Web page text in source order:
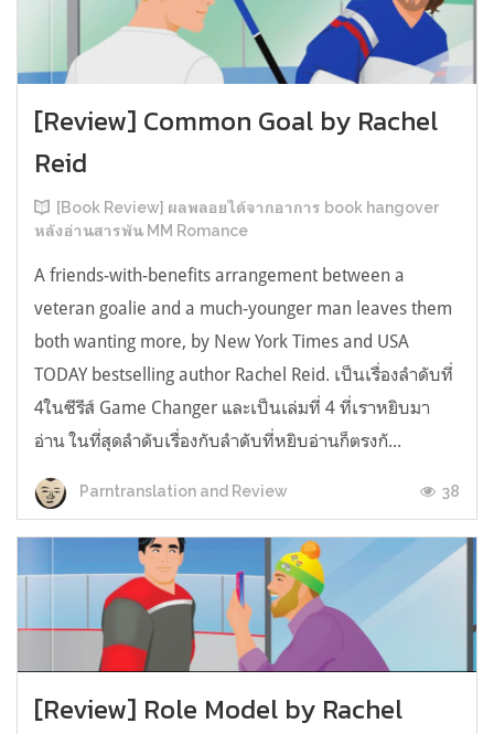
[Review] Common Goal by Rachel
Reid
[Book Review] ผลพลอยได้จากอาการ book hangover
หลังอ่านสารพัน MM Romance
A friends-with-benefits arrangement between a
veteran goalie and a much-younger man leaves them
both wanting more, by New York Times and USA
TODAY bestselling author Rachel Reid. เป็นเรื่องลำดับที่
4ในซีรีส์ Game Changer และเป็นเล่มที่ 4 ที่เราหยิบมา
อ่าน ในที่สุดลำดับเรื่องกับลำดับที่หยิบอ่านก็ตรงกั...
Parntranslation and Review 38
[Review] Role Model by Rachel